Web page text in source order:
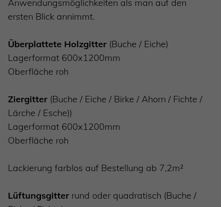
Anwendungsmöglichkeiten als man auf den
ersten Blick annimmt.
Überplattete Holzgitter (Buche / Eiche)
Lagerformat 600x1200mm
Oberfläche roh
Ziergitter (Buche / Eiche / Birke / Ahorn / Fichte /
Lärche / Esche))
Lagerformat 600x1200mm
Oberfläche roh
Lackierung farblos auf Bestellung ab 7,2m²
Lüftungsgitter rund oder quadratisch (Buche /